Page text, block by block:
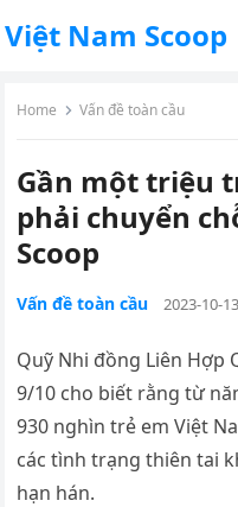
Việt Nam Scoop
Home Vấn đề toàn cầu
Gần một triệu
phải chuyển
Scoop
Vấn đề toàn cầu 2023-10-13
Quỹ Nhi đồng Liên Hợp
9/10 cho biết rằng từ
930 nghìn trẻ em Việt
các tình trạng thiên tai
hạn hán.